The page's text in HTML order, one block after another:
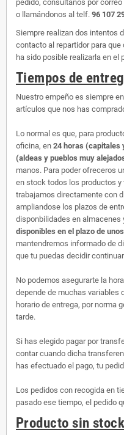
pedido, consúltanos por
o llamándonos al telf. 96 107
Siempre realizan dos intentos
contacto al repartidor para
ha sido posible realizarla en el
Tiempos de
Nuestro empeño es siempre
artículos que nos has
Lo normal es que, para
oficina, en 24 horas (capitales
(aldeas y pueblos muy
manos. Para poder ofreceros
en stock todos los productos
trabajamos directamente con
ampliandose los plazos de
disponbilidades en almacenes
disponibles en el plazo de
mantendremos informado de
que tu puedas decidir
No podemos asegurarte la
depende de muchas variables
horario de entrega, por norma
tarde.
Si has elegido pagar por
contar cuando dicha
has efectuado el pago, tu
Los pedidos con recogida en
pasado ese tiempo, el pedido
Producto sin stock